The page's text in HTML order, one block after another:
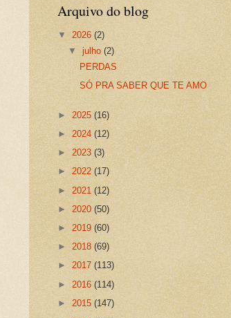
Arquivo do blog
▼ 2026 (2)
▼julho(2)
PERDAS
SÓ PRA SABER QUE TE AMO
► 2025 (16)
► 2024 (12)
► 2023 (3)
► 2022 (17)
► 2021 (12)
► 2020 (50)
► 2019 (60)
► 2018 (69)
► 2017 (113)
► 2016 (114)
► 2015 (147)